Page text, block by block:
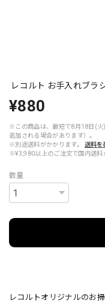
レコルト お手入れブラ
¥880
※この商品は、最短で8月18日(火
追加される場合があります）。
※別途送料がかかります。
送料を
※¥3,980以上のご注文で国内送料
数量
レコルトオリジナルのお掃